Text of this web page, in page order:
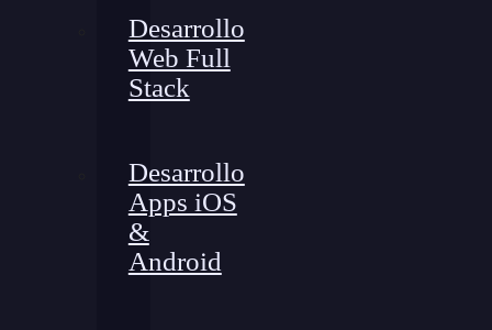
Desarrollo
Web Full
Stack
Desarrollo
Apps iOS
&
Android